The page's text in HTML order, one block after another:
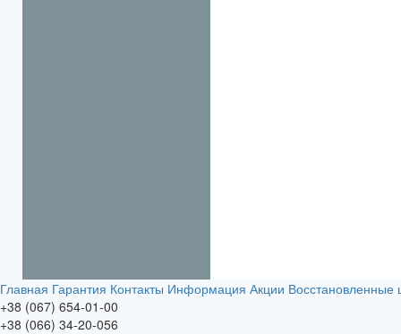
Главная Гарантия Контакты Информация Акции
+38 (067) 654-01-00
+38 (066) 34-20-056